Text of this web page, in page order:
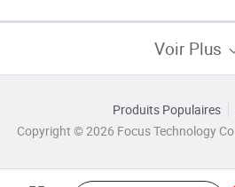
Voir Plus
Produits Populaires
Copyright © 2026 Focus Technology